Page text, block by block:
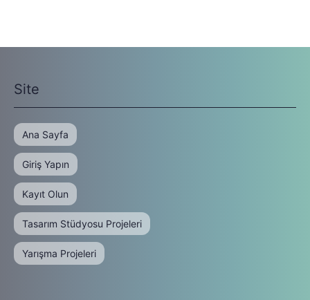
Site
Ana Sayfa
Giriş Yapın
Kayıt Olun
Tasarım Stüdyosu Projeleri
Yarışma Projeleri